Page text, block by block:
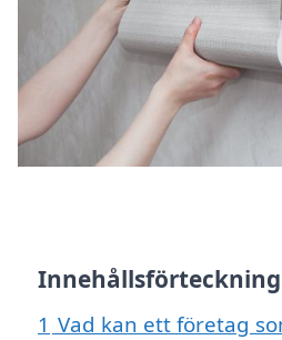
Innehållsförteckning
1 Vad kan ett företag